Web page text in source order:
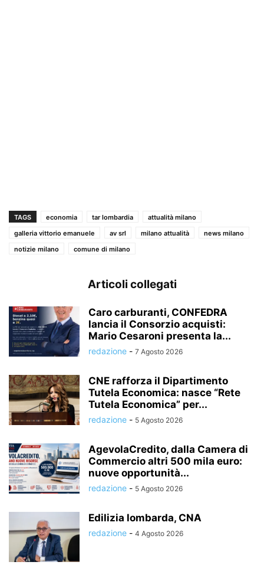
TAGS economia tar lombardia
attualità milano
galleria vittorio emanuele
av srl milano attualità
news milano
notizie milano
comune di milano
Articoli collegati
Caro carburanti, CONFEDRA
lancia il Consorzio acquisti:
Mario Cesaroni presenta la...
redazione - 7 Agosto 2026
CNE rafforza il Dipartimento
Tutela Economica: nasce “Rete
Tutela Economica” per...
redazione - 5 Agosto 2026
AgevolaCredito, dalla Camera di
Commercio altri 500 mila euro:
nuove opportunità...
redazione - 5 Agosto 2026
Edilizia lombarda, CNA
redazione - 4 Agosto 2026